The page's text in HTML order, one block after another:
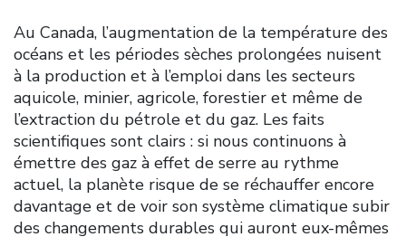
Au Canada, l’augmentation de la température des
océans et les périodes sèches prolongées nuisent
à la production et à l’emploi dans les secteurs
aquicole, minier, agricole, forestier et même de
l’extraction du pétrole et du gaz. Les faits
scientifiques sont clairs : si nous continuons à
émettre des gaz à effet de serre au rythme
actuel, la planète risque de se réchauffer encore
davantage et de voir son système climatique subir
des changements durables qui auront eux-mêmes